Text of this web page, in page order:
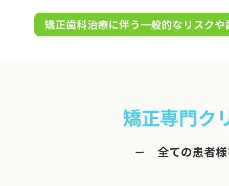
矯正歯科治療に伴う一般的なリスク
矯正専門ク
－ 全ての患者